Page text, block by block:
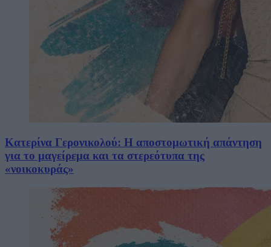
Κατερίνα Γερονικολού: Η αποστομωτική απάντηση
για το μαγείρεμα και τα στερεότυπα της
«νοικοκυράς»